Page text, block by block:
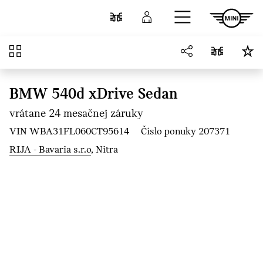
Porovnať Prihlásenie
Prehľad
BMW 540d xDrive Sedan
vrátane 24 mesačnej záruky
VIN WBA31FL060CT95614
Číslo ponuky 207371
RIJA - Bavaria s.r.o, Nitra